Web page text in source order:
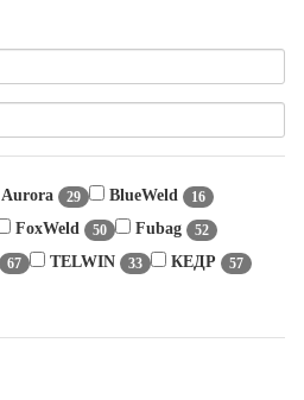
Aurora 29 BlueWeld 16
FoxWeld 50 Fubag 52
67 TELWIN 33 КЕДР 57